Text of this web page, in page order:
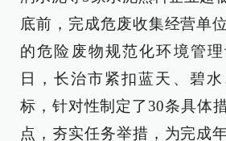
底前，完成危废收集经营单
的危险废物规范化环境管
日，长治市紧扣蓝天、碧
标，针对性制定了30条具体
点，夯实任务举措，为完成